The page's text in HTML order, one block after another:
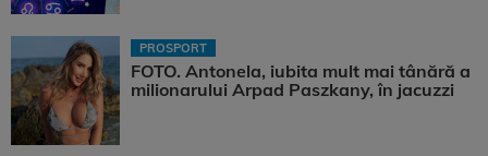
PROSPORT
FOTO. Antonela, iubita mult mai tânără a
milionarului Arpad Paszkany, în jacuzzi